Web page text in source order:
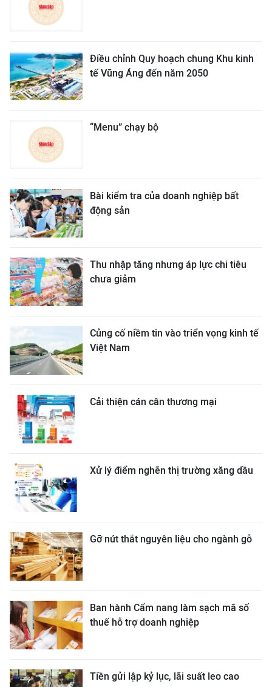
Điều chỉnh Quy hoạch chung Khu kinh
tế Vũng Áng đến năm 2050
“Menu” chạy bộ
Bài kiểm tra của doanh nghiệp bất
động sản
Thu nhập tăng nhưng áp lực chi tiêu
chưa giảm
Củng cố niềm tin vào triển vọng kinh tế
Việt Nam
Cải thiện cán cân thương mại
Xử lý điểm nghẽn thị trường xăng dầu
Gỡ nút thắt nguyên liệu cho ngành gỗ
Ban hành Cẩm nang làm sạch mã số
thuế hỗ trợ doanh nghiệp
Tiền gửi lập kỷ lục, lãi suất leo cao